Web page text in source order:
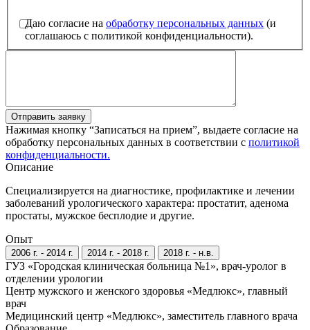
Даю согласие на обработку персональных данных (и
соглашаюсь с политикой конфиденциальности).
Отправить заявку
Нажимая кнопку “Записаться на прием”, выдаете согласие на
обработку персональных данных в соответствии с политикой
конфиденциальности.
Описание
Специализируется на диагностике, профилактике и лечении
заболеваний урологического характера: простатит, аденома
простаты, мужское бесплодие и другие.
Опыт
2006 г. - 2014 г. 2014 г. - 2018 г. 2018 г. - н.в.
ГУЗ «Городская клиническая больница №1», врач-уролог в
отделении урологии
Центр мужского и женского здоровья «Медлюкс», главный
врач
Медицинский центр «Медлюкс», заместитель главного врача